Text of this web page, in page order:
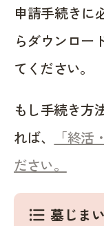
申請手続きに
らダウンロー
てください。
もし手続き方
れば、
「終
ださい。
format_list_bulleted 墓じま